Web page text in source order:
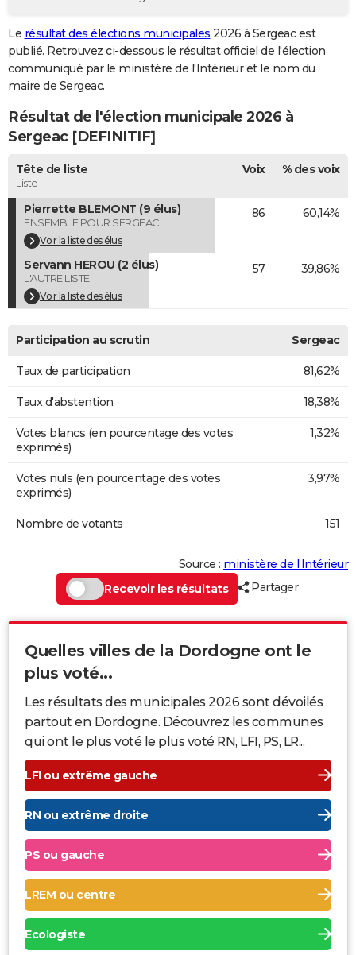
GUIDES D'ACHAT
BONS PLANS
CARTE DE VOEUX
Carte de Noël
Carte Bonne année
Carte Saint-Valentin
Carte Pâques
Carte d'anniversaire
DICTIONNAIRE
Dictionnaire
Biographies
Citations
Expressions
Proverbes
PROGRAMME TV
COPAINS D'AVANT
S'inscrire
Se connecter
Lycées
Collèges
Primaires
Universités
Entreprises
Service militaire
Avis de recherche
AVIS DE DÉCÈS
FORUM
Bricolage
Lifestyle
Culture
Sport
Auto
Television
Voyage
Cinema
Le résultat des élections municipales 2026 à Sergeac est
publié. Retrouvez ci-dessous le résultat officiel de l'élection
communiqué par le ministère de l'Intérieur et le nom du
maire de Sergeac.
Résultat de l'élection municipale 2026 à
Sergeac [DEFINITIF]
Tête de liste
Liste
Voix % des voix
Pierrette BLEMONT (9 élus)
ENSEMBLE POUR SERGEAC
Voir la liste des élus
86 60,14%
Servann HEROU (2 élus)
L'AUTRE LISTE
Voir la liste des élus
57 39,86%
Participation au scrutin Sergeac
Taux de participation 81,62%
Taux d'abstention 18,38%
Votes blancs (en pourcentage des votes
exprimés)
1,32%
Votes nuls (en pourcentage des votes
exprimés)
3,97%
Nombre de votants 151
Source : ministère de l’Intérieur
Recevoir les résultats
Partager
Quelles villes de la Dordogne ont le
plus voté...
Les résultats des municipales 2026 sont dévoilés
partout en Dordogne. Découvrez les communes
qui ont le plus voté le plus voté RN, LFI, PS, LR...
LFI ou extrême gauche
RN ou extrême droite
PS ou gauche
LREM ou centre
Ecologiste